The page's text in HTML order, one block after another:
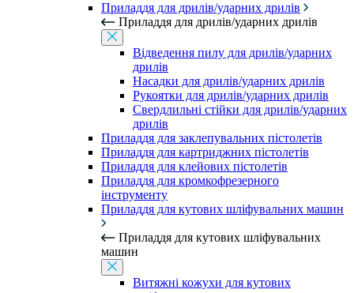
Приладдя для дрилів/ударних дрилів
Приладдя для дрилів/ударних дрилів
Відведення пилу для дрилів/ударних
дрилів
Насадки для дрилів/ударних дрилів
Рукоятки для дрилів/ударних дрилів
Свердлильні стійки для дрилів/ударних
дрилів
Приладдя для заклепувальних пістолетів
Приладдя для картриджних пістолетів
Приладдя для клейових пістолетів
Приладдя для кромкофрезерного
інструменту
Приладдя для кутових шліфувальних машин
Приладдя для кутових шліфувальних
машин
Витяжні кожухи для кутових